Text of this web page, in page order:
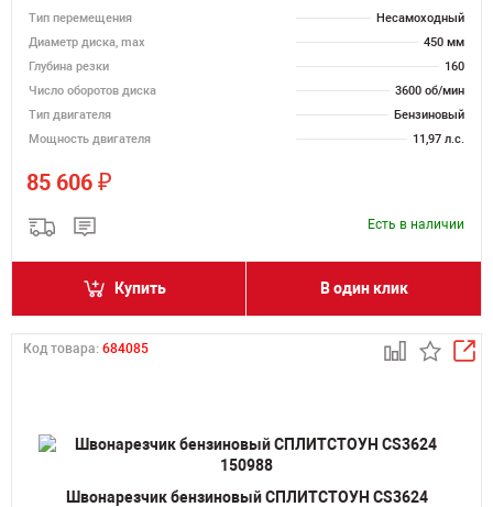
Тип перемещения
Несамоходный
Диаметр диска, max
450 мм
Глубина резки
160
Число оборотов диска
3600 об/мин
Тип двигателя
Бензиновый
Мощность двигателя
11,97 л.с.
85 606 ₽
Есть в наличии
Купить В один клик
Код товара: 684085
Швонарезчик бензиновый СПЛИТСТОУН CS3624